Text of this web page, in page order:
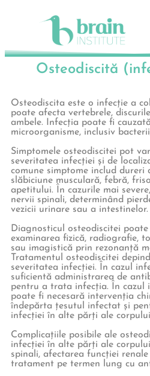
Osteodiscită
Osteodiscita este o infecție a
poate afecta vertebrele,
ambele. Infecția poate fi
microorganisme, inclusiv
Simptomele osteodiscitei pot
severitatea infecției și de
comune simptome includ dureri
slăbiciune musculară, febră,
apetitului. În cazurile mai
nervii spinali, determinând
vezicii urinare sau a intestinelor.
Diagnosticul osteodiscitei
examinarea fizică, radiografie,
sau imagistică prin rezonanță
Tratamentul osteodiscitei
severitatea infecției. În cazul
suficientă administrarea de
pentru a trata infecția. În cazul
poate fi necesară intervenția
îndepărta țesutul infectat și
infecției în alte părți ale
Complicațiile posibile ale
infecției în alte părți ale
spinali, afectarea funcției
tratament pe termen lung cu